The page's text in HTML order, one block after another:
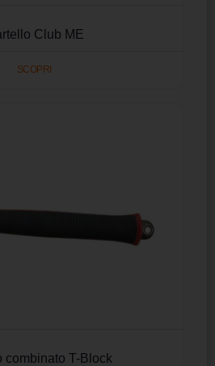
Club ME
SCOPRI
combinato T-Block